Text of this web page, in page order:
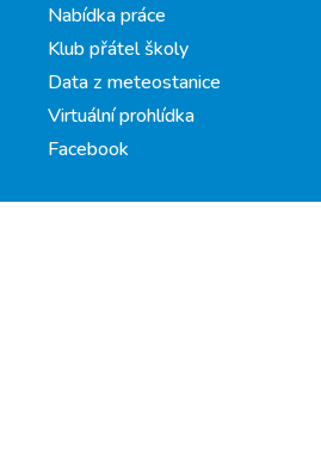
Nabídka práce
Klub přátel školy
Data z meteostanice
Virtuální prohlídka
Facebook